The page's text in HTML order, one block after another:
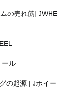
の売れ筋| JWHE
ール
の起源 | Jホイー